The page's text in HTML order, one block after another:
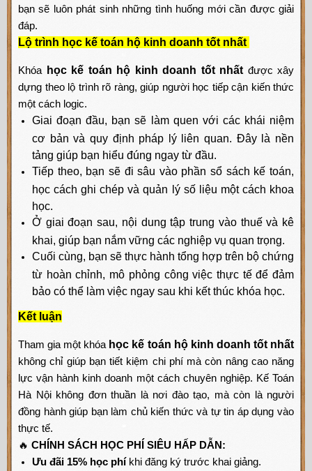
bạn sẽ luôn phát sinh những tình huống mới cần được giải
đáp.
Lộ trình học kế toán hộ kinh doanh tốt nhất
Khóa học kế toán hộ kinh doanh tốt nhấtđược xây
dựng theo lộ trình rõ ràng, giúp người học tiếp cận kiến thức
một cách logic.
Giai đoạn đầu, bạn sẽ làm quen với các khái niệm
cơ bản và quy định pháp lý liên quan. Đây là nền
tảng giúp bạn hiểu đúng ngay từ đầu.
Tiếp theo, bạn sẽ đi sâu vào phần sổ sách kế toán,
học cách ghi chép và quản lý số liệu một cách khoa
học.
Ở giai đoạn sau, nội dung tập trung vào thuế và kê
khai, giúp bạn nắm vững các nghiệp vụ quan trọng.
Cuối cùng, bạn sẽ thực hành tổng hợp trên bộ chứng
từ hoàn chỉnh, mô phỏng công việc thực tế để đảm
bảo có thể làm việc ngay sau khi kết thúc khóa học.
Kết luận
Tham gia một khóa học kế toán hộ kinh doanh tốt nhất
không chỉ giúp bạn tiết kiệm chi phí mà còn nâng cao năng
lực vận hành kinh doanh một cách chuyên nghiệp. Kế Toán
Hà Nội không đơn thuần là nơi đào tạo, mà còn là người
đồng hành giúp bạn làm chủ kiến thức và tự tin áp dụng vào
thực tế.
🔥 CHÍNH SÁCH HỌC PHÍ SIÊU HẤP DẪN:
Ưu đãi 15% học phíkhi đăng ký trước khai giảng.